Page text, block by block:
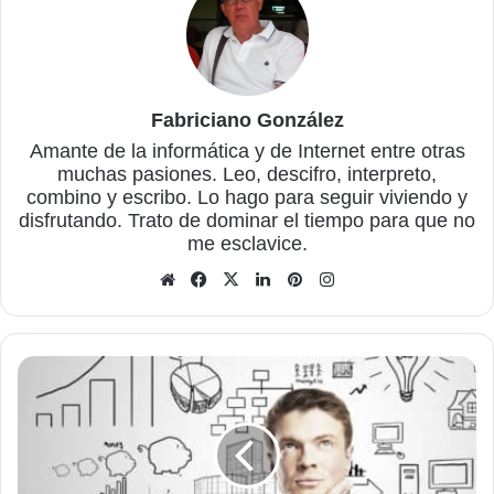
Fabriciano González
Amante de la informática y de Internet entre otras
muchas pasiones. Leo, descifro, interpreto,
combino y escribo. Lo hago para seguir viviendo y
disfrutando. Trato de dominar el tiempo para que no
me esclavice.
Sitio
Facebook
X LinkedInPinterest
La
tecnología
nuestra
memoria